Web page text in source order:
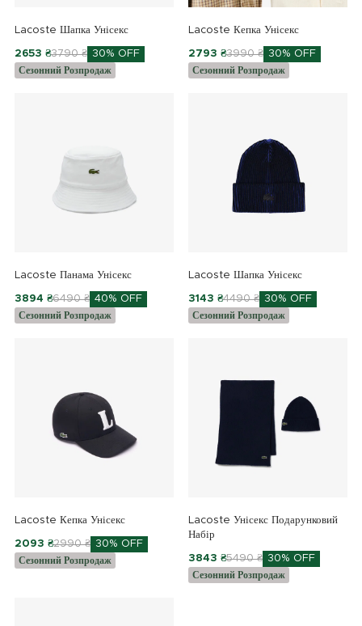
Lacoste Шапка Унісекс
2653 ₴3790 ₴ 30% OFF
Сезонний Розпродаж
Lacoste Кепка Унісекс
2793 ₴3990 ₴ 30% OFF
Сезонний Розпродаж
Lacoste Панама Унісекс
3894 ₴6490 ₴ 40% OFF
Сезонний Розпродаж
Lacoste Шапка Унісекс
3143 ₴4490 ₴ 30% OFF
Сезонний Розпродаж
Lacoste Кепка Унісекс
2093 ₴2990 ₴ 30% OFF
Сезонний Розпродаж
Lacoste Унісекс Подарунковий
Набір
3843 ₴5490 ₴ 30% OFF
Сезонний Розпродаж